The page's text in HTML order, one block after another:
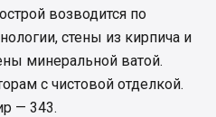
возводится по
стены из кирпича и
минеральной ватой.
с чистовой отделкой.
— 343.